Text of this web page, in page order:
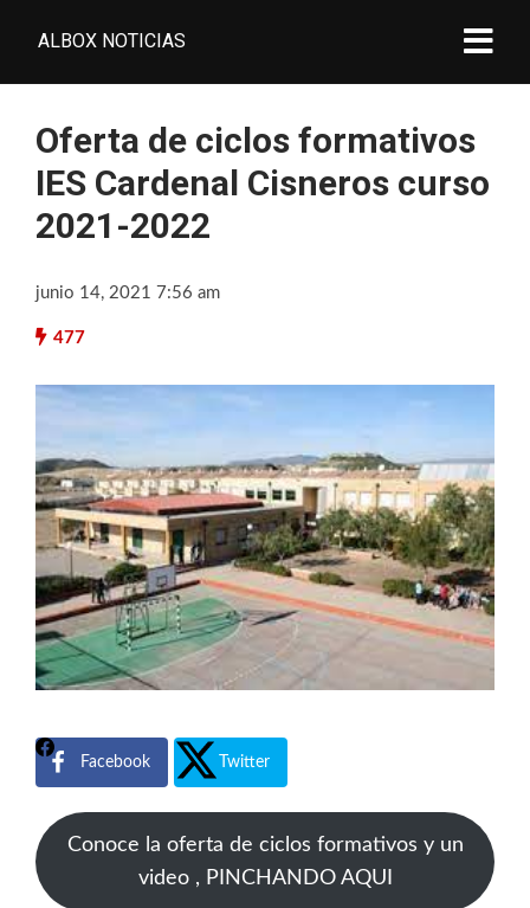
ALBOX NOTICIAS
Oferta de ciclos formativos
IES Cardenal Cisneros curso
2021-2022
junio 14, 2021 7:56 am
477
Facebook Twitter
Conoce la oferta de ciclos formativos y un
video , PINCHANDO AQUI